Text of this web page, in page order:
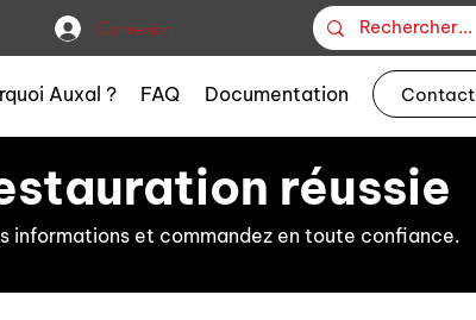
Connexion
Auxal ? FAQ Documentation Contact
réussie
informations et commandez en toute confiance.